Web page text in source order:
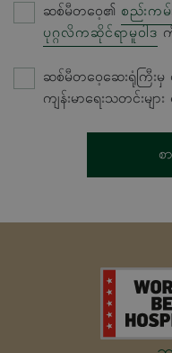
ဆစ်မီတဝေ့၏ စည်းကမ်
ပုဂ္ဂလိကဆိုင်ရာမူဝါဒ
ဆစ်မီတဝေ့ဆေးရုံကြီးမှ
ကျန်းမာရေးသတင်းမျ
စ